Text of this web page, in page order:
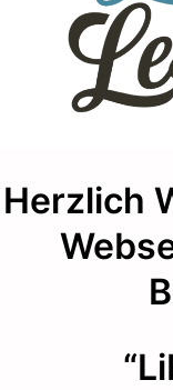
Herzlich